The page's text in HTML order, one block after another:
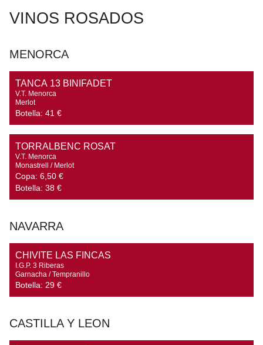
VINOS ROSADOS
MENORCA
TANCA 13 BINIFADET
V.T. Menorca
Merlot
Botella: 41 €
TORRALBENC ROSAT
V.T. Menorca
Monastrell / Merlot
Copa: 6,50 €
Botella: 38 €
NAVARRA
CHIVITE LAS FINCAS
I.G.P. 3 Riberas
Garnacha / Tempranillo
Botella: 29 €
CASTILLA Y LEON